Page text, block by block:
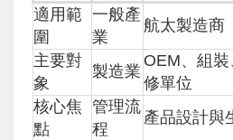
適用範
圍
一般產
業
航太製造商
主要對
象
製造業
OEM、組裝
修單位
核心焦
點
管理流
程
產品設計與